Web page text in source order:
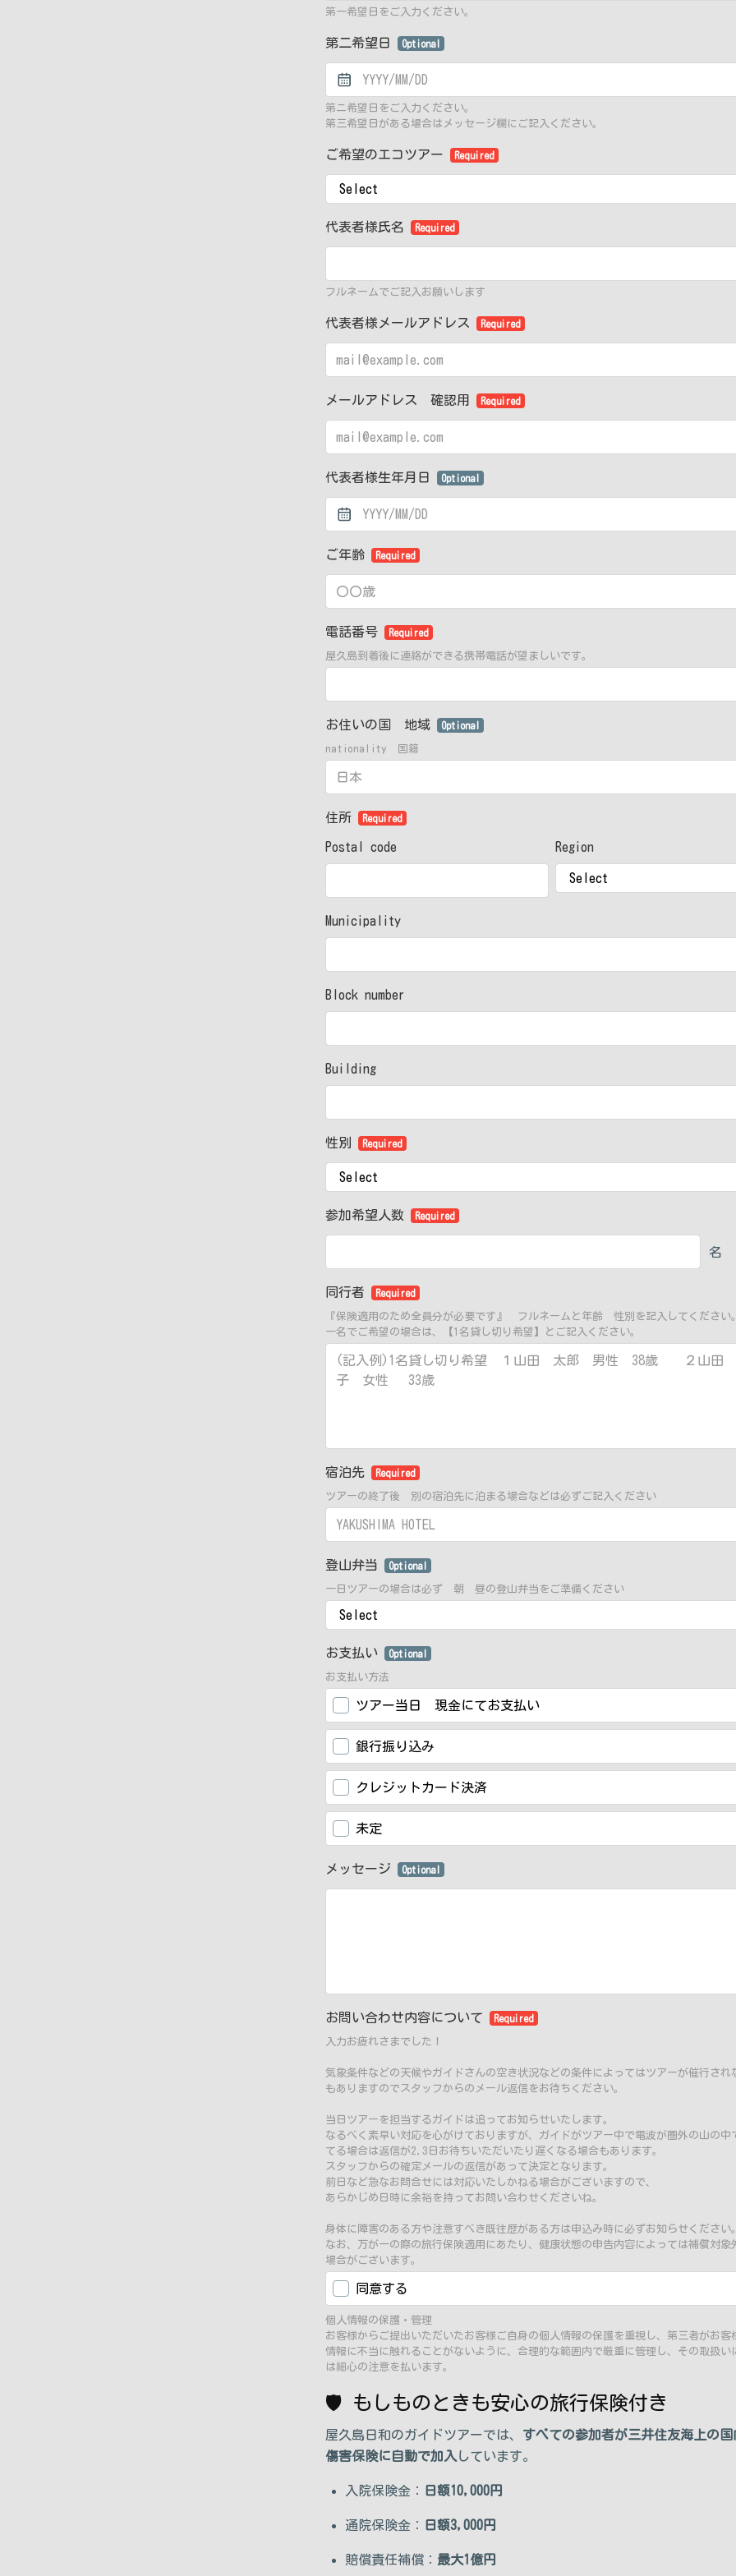
第一希望日をご入力ください。
第二希望日 Optional
第ニ希望日をご入力ください。
第三希望日がある場合はメッセージ欄にご記入ください。
ご希望のエコツアー Required
代表者様氏名 Required
フルネームでご記入お願いします
代表者様メールアドレス Required
メールアドレス 確認用 Required
代表者様生年月日 Optional
ご年齢 Required
電話番号 Required
屋久島到着後に連絡ができる携帯電話が望ましいです。
お住いの国 地域 Optional
nationality 国籍
住所 Required
Postal code Region
Municipality
Block number
Building
性別 Required
参加希望人数 Required
名
同行者 Required
『保険適用のため全員分が必要です』 フルネームと年齢 性別を記入してください
一名でご希望の場合は、【1名貸し切り希望】とご記入ください。
宿泊先 Required
ツアーの終了後 別の宿泊先に泊まる場合などは必ずご記入ください
登山弁当 Optional
一日ツアーの場合は必ず 朝 昼の登山弁当をご準備ください
お支払い Optional
お支払い方法
ツアー当日 現金にてお支払い
銀行振り込み
クレジットカード決済
未定
メッセージ Optional
お問い合わせ内容について Required
入力お疲れさまでした！
気象条件などの天候やガイドさんの空き状況などの条件によってはツアーが催行され
もありますのでスタッフからのメール返信をお待ちください。
当日ツアーを担当するガイドは追ってお知らせいたします。
なるべく素早い対応を心がけておりますが、ガイドがツアー中で電波が圏外の山の中
てる場合は返信が2,3日お待ちいただいたり遅くなる場合もあります。
スタッフからの確定メールの返信があって決定となります。
前日など急なお問合せには対応いたしかねる場合がございますので、
あらかじめ日時に余裕を持ってお問い合わせくださいね。
身体に障害のある方や注意すべき既往歴がある方は申込み時に必ずお知らせください
なお、万が一の際の旅行保険適用にあたり、健康状態の申告内容によっては補償対象
場合がございます。
同意する
個人情報の保護・管理
お客様からご提出いただいたお客様ご自身の個人情報の保護を重視し、第三者がお客
情報に不当に触れることがないように、合理的な範囲内で厳重に管理し、その取扱い
は細心の注意を払います。
🛡 もしものときも安心の旅行保険付き
屋久島日和のガイドツアーでは、 すべての参加者が三井住友海上の国
傷害保険に自動で加入 しています。
入院保険金： 日額10,000円
通院保険金： 日額3,000円
賠償責任補償： 最大1億円